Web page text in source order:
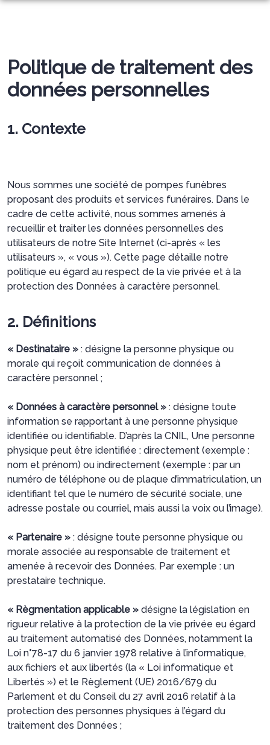
NOTRE HISTOIRE
PRÉVOIR
SERVICES AUX FAMILLES
MARBRERIE
MONUMENTS FUNÉRAIRES
ESPACES HOMMAGES
Politique de traitement des
données personnelles
1. Contexte
Nous sommes une société de pompes funèbres
proposant des produits et services funéraires. Dans le
cadre de cette activité, nous sommes amenés à
recueillir et traiter les données personnelles des
utilisateurs de notre Site Internet (ci-après « les
utilisateurs », « vous »). Cette page détaille notre
politique eu égard au respect de la vie privée et à la
protection des Données à caractère personnel.
2. Définitions
« Destinataire » : désigne la personne physique ou
morale qui reçoit communication de données à
caractère personnel ;
« Données à caractère personnel » : désigne toute
information se rapportant à une personne physique
identifiée ou identifiable. D’après la CNIL, Une personne
physique peut être identifiée : directement (exemple :
nom et prénom) ou indirectement (exemple : par un
numéro de téléphone ou de plaque d’immatriculation, un
identifiant tel que le numéro de sécurité sociale, une
adresse postale ou courriel, mais aussi la voix ou l’image).
« Partenaire » : désigne toute personne physique ou
morale associée au responsable de traitement et
amenée à recevoir des Données. Par exemple : un
prestataire technique.
« Règmentation applicable » désigne la législation en
rigueur relative à la protection de la vie privée eu égard
au traitement automatisé des Données, notamment la
Loi n°78-17 du 6 janvier 1978 relative à l’informatique,
aux fichiers et aux libertés (la « Loi informatique et
Libertés ») et le Règlement (UE) 2016/679 du
Parlement et du Conseil du 27 avril 2016 relatif à la
protection des personnes physiques à l’égard du
traitement des Données ;